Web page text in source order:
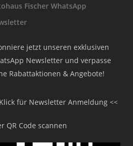
Fischer WhatsApp
jetzt unseren exklusiven
Newsletter und verpasse
Rabattaktionen & Angebote!
für Newsletter Anmeldung <<
QR Code scannen